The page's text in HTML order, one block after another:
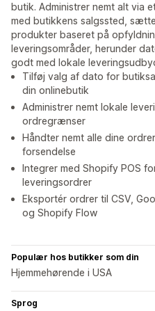
butik. Administrer nemt alt via
med butikkens salgssted,
produkter baseret på
leveringsområder, herunder
godt med lokale
Tilføj valg af dato for
din onlinebutik
Administrer nemt lokale
ordregrænser
Håndter nemt alle dine
forsendelse
Integrer med Shopify POS
leveringsordrer
Eksportér ordrer til CSV,
og Shopify Flow
Populær hos butikker som din
Hjemmehørende i USA
Sprog